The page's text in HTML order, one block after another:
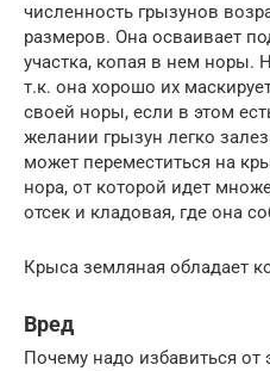
численность грызунов
размеров. Она осваивает
участка, копая в нем норы.
т.к. она хорошо их
своей норы, если в этом
желании грызун легко
может переместиться на
нора, от которой идет
отсек и кладовая, где она
Крыса земляная обладает
Вред
Почему надо избавиться от